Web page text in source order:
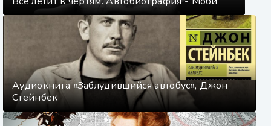
Аудиокнига «Заблудившийся автобус», Джон
Стейнбек